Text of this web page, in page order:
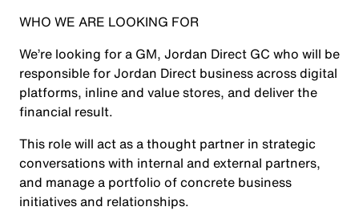
WHO WE ARE LOOKING FOR
We’re looking for a GM, Jordan Direct GC who will be
responsible for Jordan Direct business across digital
platforms, inline and value stores, and deliver the
financial result.
This role will act as a thought partner in strategic
conversations with internal and external partners,
and manage a portfolio of concrete business
initiatives and relationships.